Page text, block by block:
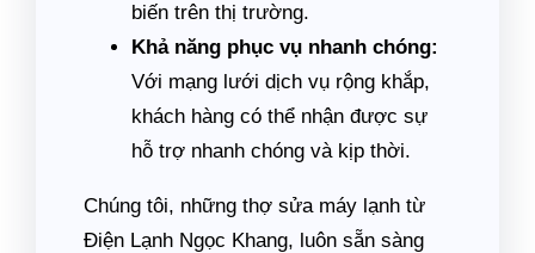
biến trên thị trường.
Khả năng phục vụ nhanh chóng:
Với mạng lưới dịch vụ rộng khắp,
khách hàng có thể nhận được sự
hỗ trợ nhanh chóng và kịp thời.
Chúng tôi, những thợ sửa máy lạnh từ
Điện Lạnh Ngọc Khang, luôn sẵn sàng